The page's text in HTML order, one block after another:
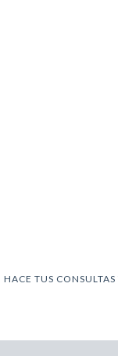
HACE TUS